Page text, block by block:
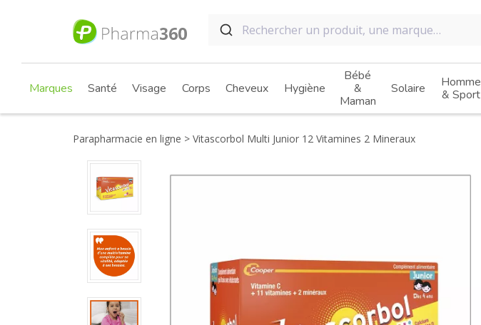
Marques Santé Visage Corps Cheveux Hygiène
Bébé
&
Maman
Solaire
Homme
& Sport
Parapharmacie en ligne Vitascorbol Multi Junior 12 Vitamines 2 Mineraux